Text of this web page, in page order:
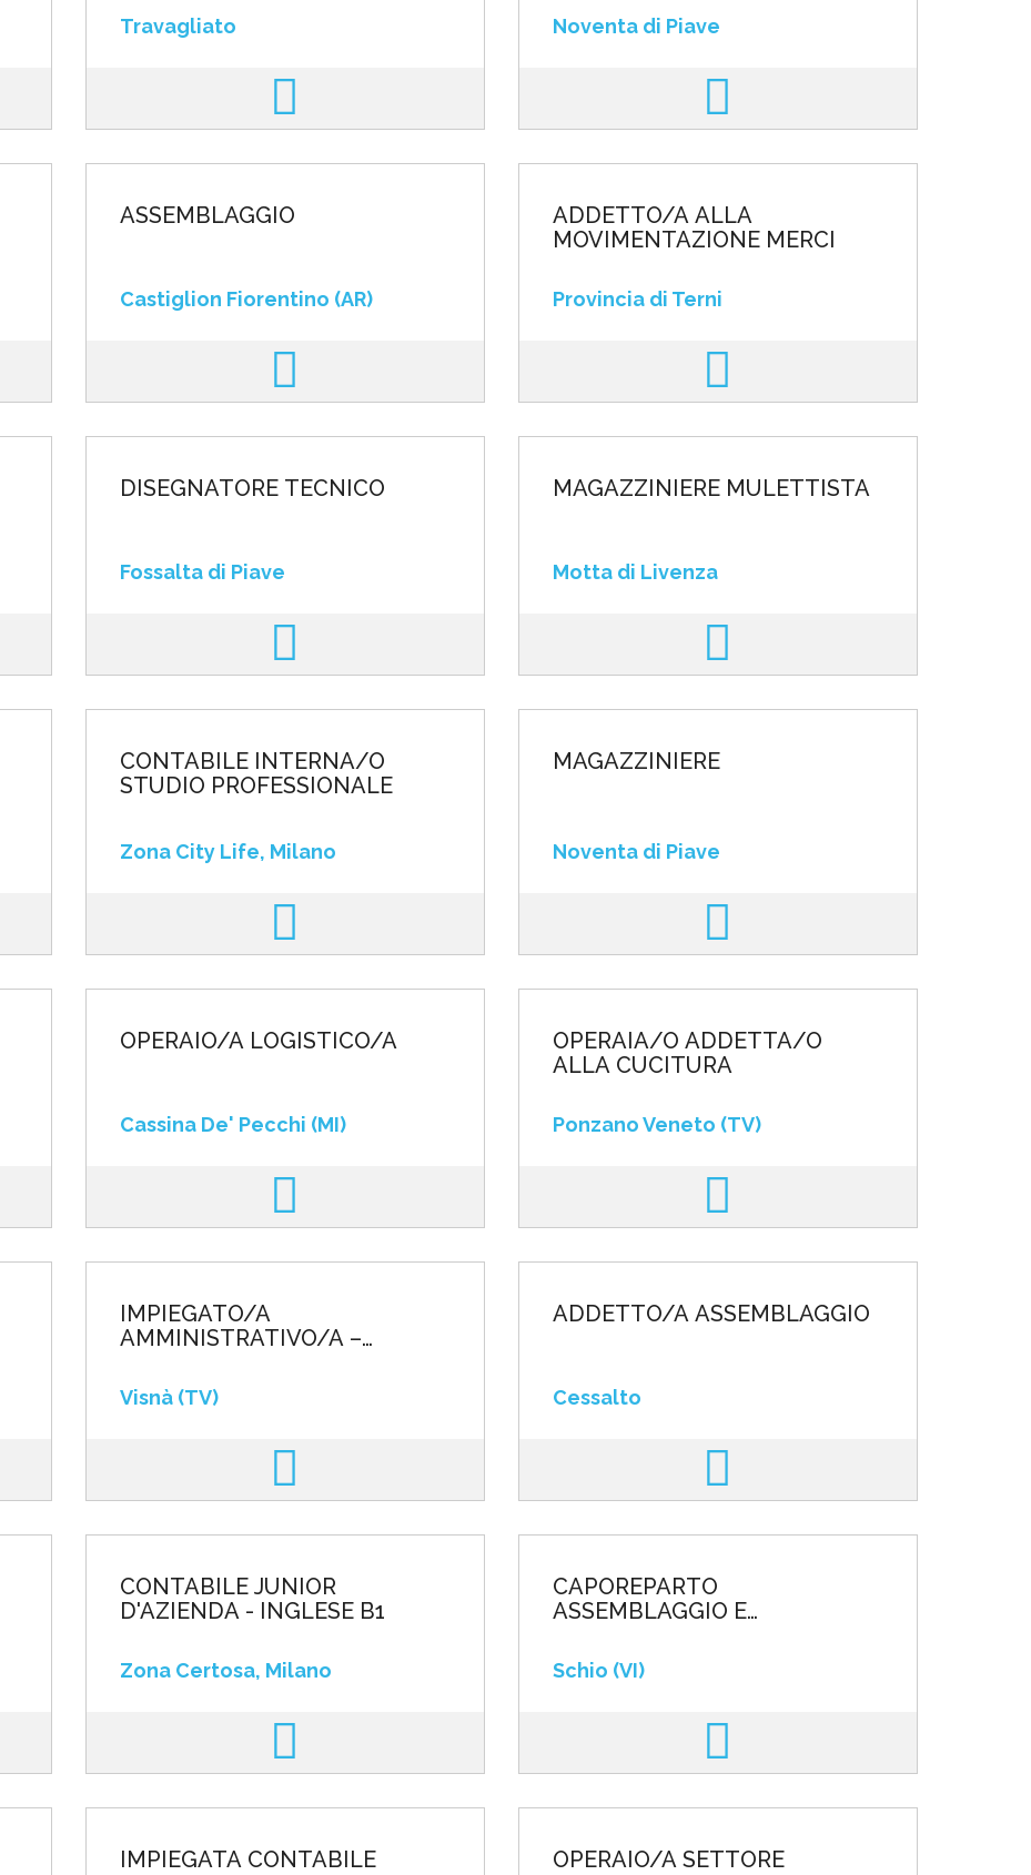
Travagliato Noventa di Piave
ASSEMBLAGGIO
Castiglion Fiorentino (AR)
ADDETTO/A ALLA
MOVIMENTAZIONE MERCI
Provincia di Terni
DISEGNATORE TECNICO
Fossalta di Piave
MAGAZZINIERE MULETTISTA
Motta di Livenza
CONTABILE INTERNA/O
STUDIO PROFESSIONALE
Zona City Life, Milano
MAGAZZINIERE
Noventa di Piave
OPERAIO/A LOGISTICO/A
Cassina De' Pecchi (MI)
OPERAIA/O ADDETTA/O
ALLA CUCITURA
Ponzano Veneto (TV)
IMPIEGATO/A
AMMINISTRATIVO/A –
68/99
Visnà (TV)
ADDETTO/A ASSEMBLAGGIO
Cessalto
CONTABILE JUNIOR
D'AZIENDA - INGLESE B1
Zona Certosa, Milano
CAPOREPARTO
ASSEMBLAGGIO E
AUTOMATICI
Schio (VI)
IMPIEGATA CONTABILE
OPERAIO/A SETTORE